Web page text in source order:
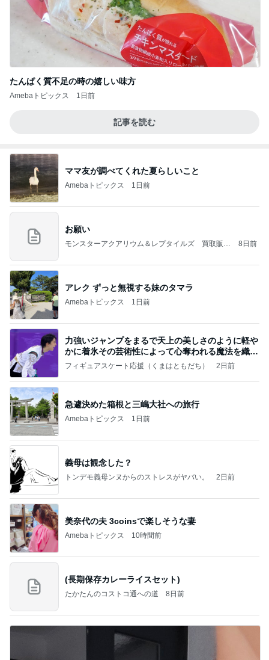
たんぱく質不足の時の嬉しい味方
Amebaトピックス 1日前
記事を読む
ママ友が調べてくれた夏らしいこと
Amebaトピックス 1日前
お願い
モンスターアクアリウム＆レプタイルズ 買取販売
8日前
アレク ずっと無視する妹のタマラ
Amebaトピックス 1日前
力強いジャンプをまるで天上の美しさのように軽や
かに着氷その芸術性によって心奪われる魔法を織り
なす
フィギュアスケート応援（くまはともだち） 2日前
急遽決めた箱根と三嶋大社への旅行
Amebaトピックス 1日前
義母は観念した？
トンデモ義母ンヌからのストレスがヤバい。 2日前
美奈代の夫 3coinsで楽しそうな妻
Amebaトピックス 10時間前
(長期保存カレーライスセット)
たかたんのコストコ通への道 8日前